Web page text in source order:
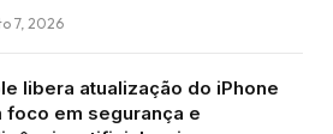
7, 2026
libera atualização do iPhone
foco em segurança e